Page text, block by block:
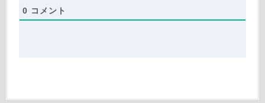
0 コメント